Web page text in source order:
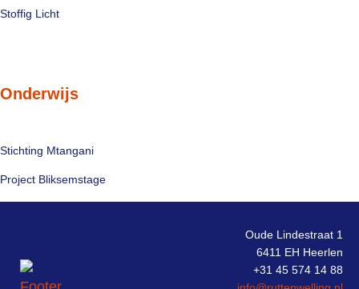
Stoffig Licht
Onderwijs
Stichting Mtangani
Project Bliksemstage
Oude Lindestraat 1
6411 EH Heerlen
+31 45 574 14 88